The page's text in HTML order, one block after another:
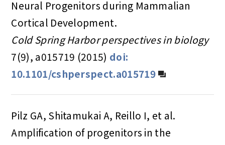
Neural Progenitors during Mammalian
Cortical Development.
Cold Spring Harbor perspectives in biology
7(9), a015719 (2015) doi:
10.1101/cshperspect.a015719
Pilz GA, Shitamukai A, Reillo I, et al.
Amplification of progenitors in the